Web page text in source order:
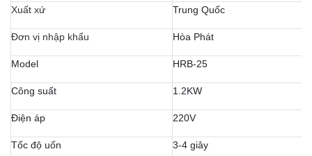
Xuất xứ Trung Quốc
Đơn vị nhập khẩu Hòa Phát
Model HRB-25
Công suất 1.2KW
Điện áp 220V
Tốc độ uốn 3-4 giây